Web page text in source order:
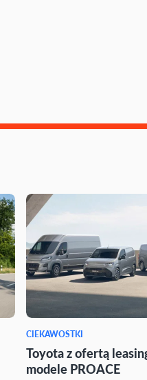
CIEKAWOSTKI
Toyota z ofertą
modele PROACE